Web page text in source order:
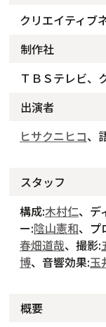
クリエイティブ
制作社
ＴＢＳテレビ、
出演者
ヒサクニヒコ、
スタッフ
構成:木村仁、デ
ー:陰山憲和、プ
春畑道哉、撮影:
博、音響効果:玉
概要